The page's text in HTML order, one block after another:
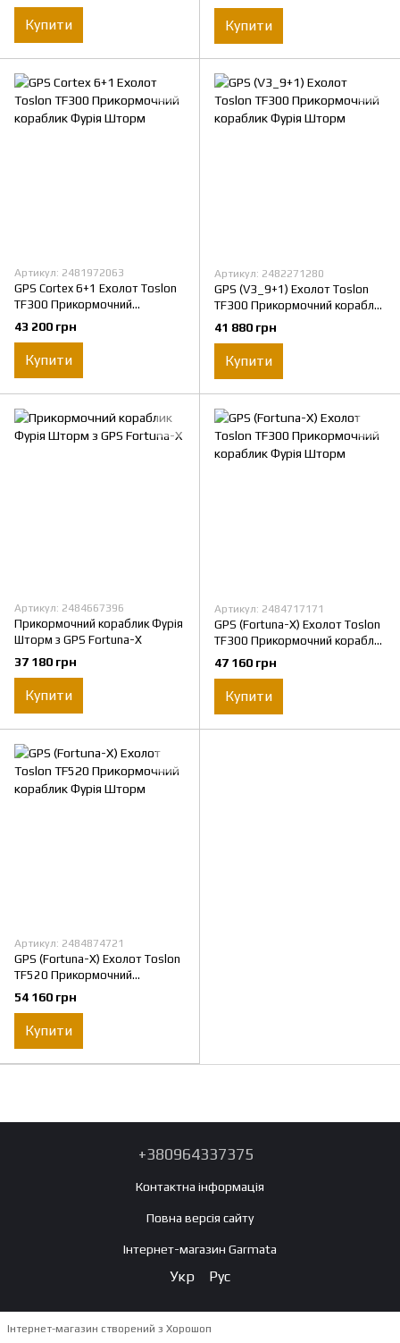
Купити Купити
Артикул: 2481972063
GPS Cortex 6+1 Ехолот Toslon
TF300 Прикормочний
кораблик Фурія Шторм
43 200 грн
Купити
Артикул: 2482271280
GPS (V3_9+1) Ехолот Toslon
TF300 Прикормочний кораблик
Фурія Шторм
41 880 грн
Купити
Артикул: 2484667396
Прикормочний кораблик Фурія
Шторм з GPS Fortuna-X
37 180 грн
Купити
Артикул: 2484717171
GPS (Fortuna-X) Ехолот Toslon
TF300 Прикормочний кораблик
Фурія Шторм
47 160 грн
Купити
Артикул: 2484874721
GPS (Fortuna-X) Ехолот Toslon
TF520 Прикормочний
кораблик Фурія Шторм
54 160 грн
Купити
+380964337375
Контактна інформація
Повна версія сайту
Інтернет-магазин Garmata
Укр Рус
Інтернет-магазин створений з Хорошоп